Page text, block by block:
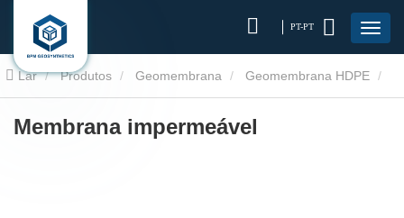
PT-PT
Lar Produtos Geomembrana Geomembrana HDPE
Membrana impermeável
Membrana impermeável